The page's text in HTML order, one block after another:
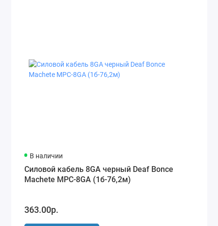
В наличии
Силовой кабель 8GA черный Deaf Bonce
Machete MPC-8GA (1б-76,2м)
363.00р.